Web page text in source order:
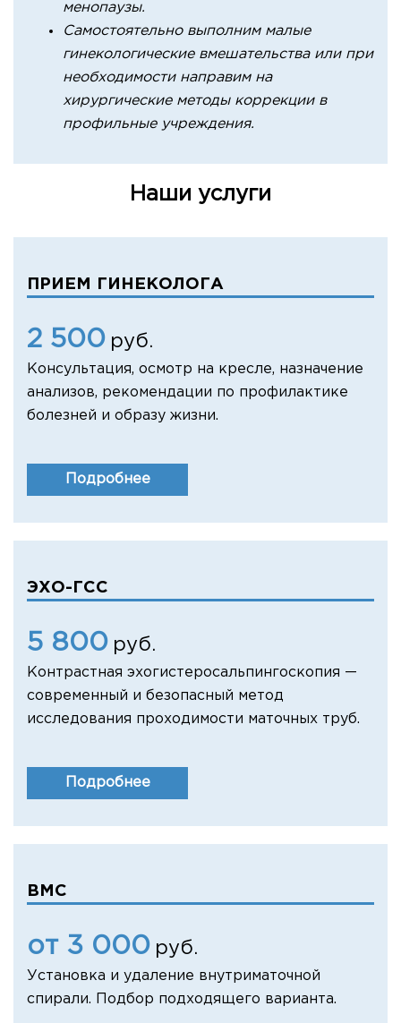
менопаузы.
Самостоятельно выполним малые
гинекологические вмешательства или при
необходимости направим на
хирургические методы коррекции в
профильные учреждения.
Наши услуги
ПРИЕМ ГИНЕКОЛОГА
2 500 руб.
Консультация, осмотр на кресле, назначение
анализов, рекомендации по профилактике
болезней и образу жизни.
Подробнее
ЭХО-ГСС
5 800 руб.
Контрастная эхогистеросальпингоскопия —
современный и безопасный метод
исследования проходимости маточных труб.
Подробнее
ВМС
от 3 000 руб.
Установка и удаление внутриматочной
спирали. Подбор подходящего варианта.